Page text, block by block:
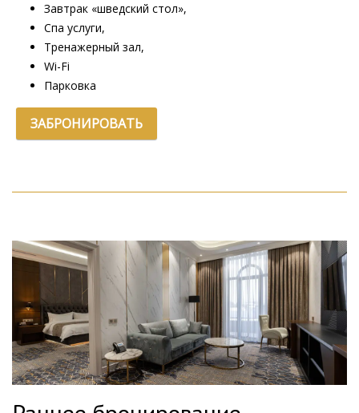
Завтрак «шведский стол»,
Спа услуги,
Тренажерный зал,
Wi-Fi
Парковка
ЗАБРОНИРОВАТЬ